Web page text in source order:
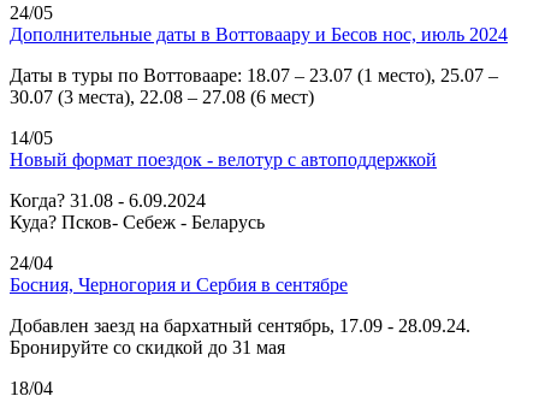
24/05
Дополнительные даты в Воттоваару и Бесов нос, июль 2024
Даты в туры по Воттовааре: 18.07 – 23.07 (1 место), 25.07 –
30.07 (3 места), 22.08 – 27.08 (6 мест)
14/05
Новый формат поездок - велотур с автоподдержкой
Когда? 31.08 - 6.09.2024
Куда? Псков- Себеж - Беларусь
24/04
Босния, Черногория и Сербия в сентябре
Добавлен заезд на бархатный сентябрь, 17.09 - 28.09.24.
Бронируйте со скидкой до 31 мая
18/04